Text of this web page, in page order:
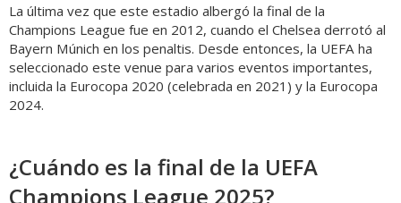
La última vez que este estadio albergó la final de la
Champions League fue en 2012, cuando el Chelsea derrotó al
Bayern Múnich en los penaltis. Desde entonces, la UEFA ha
seleccionado este venue para varios eventos importantes,
incluida la Eurocopa 2020 (celebrada en 2021) y la Eurocopa
2024.
¿Cuándo es la final de la UEFA
Champions League 2025?